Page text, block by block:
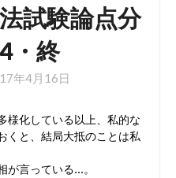
試験論点分
・終
年4月16日
化している以上、私的な
くと、結局大抵のことは私
言っている…。